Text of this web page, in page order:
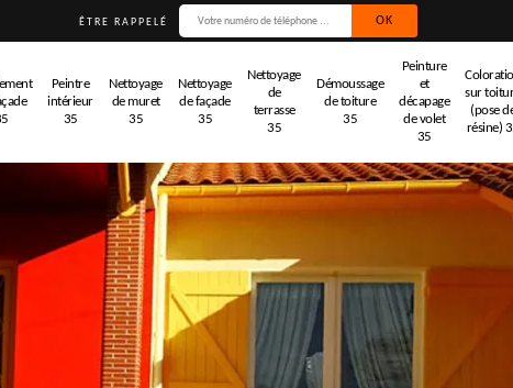
ÊTRE RAPPELÉ
Peintre
intérieur
35
Nettoyage
de muret
35
Nettoyage
de façade
35
Nettoyage
de
terrasse
35
Démoussage
de toiture
35
Peinture
et
décapage
de volet
35
sur
(pose
résine)